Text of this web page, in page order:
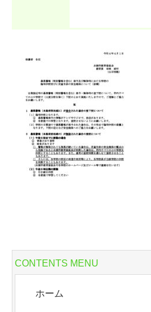
CONTENTS MENU
ホーム